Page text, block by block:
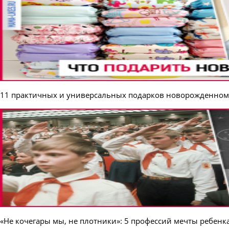
11 практичных и универсальных подарков
«Не кочегары мы, не плотники»: 5 профессий мечты